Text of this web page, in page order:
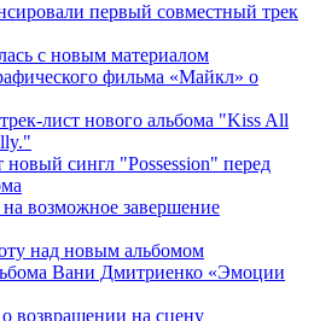
первый совместный трек
с новым материалом
фильма «Майкл» о
лист нового альбома "Kiss All
сингл "Possession" перед
возможное завершение
над новым альбомом
Вани Дмитриенко «Эмоции
возвращении на сцену